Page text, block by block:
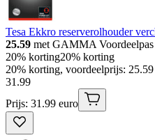
Tesa Ekkro reserverolhouder
25.59 met GAMMA Voordeelpas
20% korting20% korting
20% korting, voordeelprijs:
31 .99
Prijs: 31.99 euro